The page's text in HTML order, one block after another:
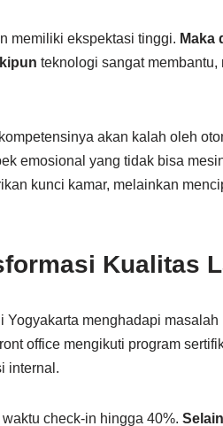
memiliki ekspektasi tinggi. Maka
teknologi sangat
akan kalah oleh
emosional yang tidak bisa
kunci kamar, melainkan
Kualitas
Yogyakarta menghadapi
office mengikuti program
internal.
check-in hingga 40%.